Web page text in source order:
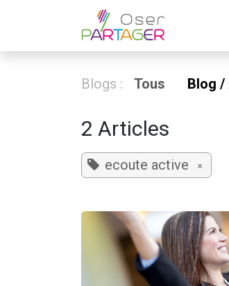
Se rendre au contenu
Blogs : Tous Blog
2 Articles
ecoute active ×